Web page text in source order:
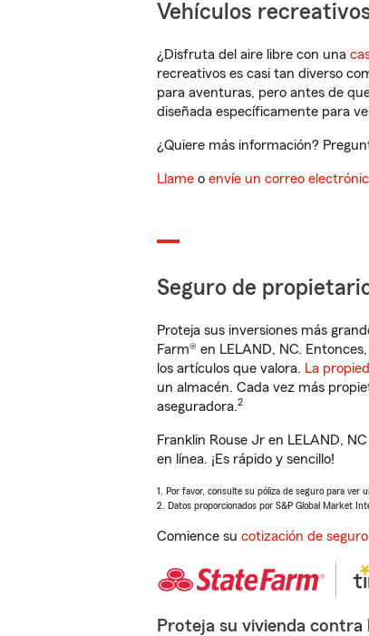
Vehículos
¿Disfruta del aire libre con una
recreativos es casi tan diverso
para aventuras, pero antes de
diseñada específicamente para
¿Quiere más información?
Llame o envíe un correo
Seguro de
Proteja sus inversiones más
Farm® en LELAND, NC.
los artículos que valora. La
un almacén. Cada vez más
aseguradora.2
Franklin Rouse Jr en LELAND,
en línea. ¡Es rápido y sencillo!
1. Por favor, consulte su póliza de seguro para ver
2. Datos proporcionados por S&P Global Market
Comience su cotización de
Proteja su vivienda